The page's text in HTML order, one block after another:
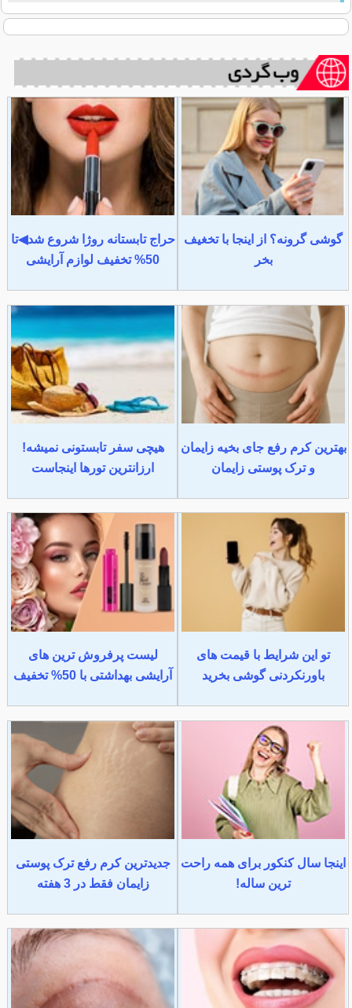
گوشی گرونه؟ از اینجا با تخغیف
بخر
حراج تابستانه روژا شروع شد◀تا
50% تخفیف لوازم آرایشی
بهترین کرم رفع جای بخیه زایمان
و ترک پوستی زایمان
هیچی سفر تابستونی نمیشه!
ارزانترین تورها اینجاست
تو این شرایط با قیمت های
باورنکردنی گوشی بخرید
لیست پرفروش ترین های
آرایشی بهداشتی با 50% تخفیف
اینجا سال کنکور برای همه راحت
ترین ساله!
جدیدترین کرم رفع ترک پوستی
زایمان فقط در 3 هفته